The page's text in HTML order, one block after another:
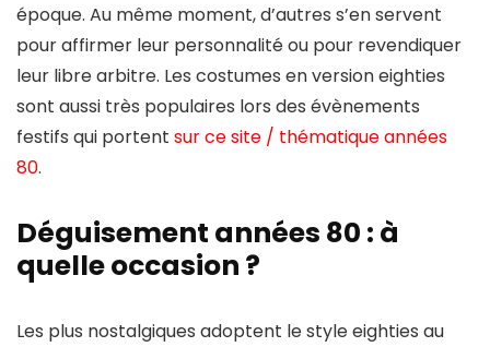
époque. Au même moment, d’autres s’en servent
pour affirmer leur personnalité ou pour revendiquer
leur libre arbitre. Les costumes en version eighties
sont aussi très populaires lors des évènements
festifs qui portent sur ce site / thématique années
80.
Déguisement années 80 : à
quelle occasion ?
Les plus nostalgiques adoptent le style eighties au